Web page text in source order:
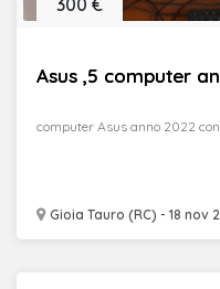
Asus ,5 computer
Gioia Tauro (RC) - 18 nov
300 €
computer Asus anno 2022